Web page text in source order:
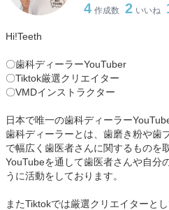
4 作成数 2 いいね
Hi!Teeth
〇歯科ディーラーYouTuber
〇Tiktok厳選クリエイター
〇VMDインストラクター
日本で唯一の歯科ディーラー
歯科ディーラーとは、歯磨き粉や歯
で幅広く歯医者さんに関するものを
YouTubeを通して歯医者さんや自分
うに活動をしております。
またTiktokでは厳選クリエイターと